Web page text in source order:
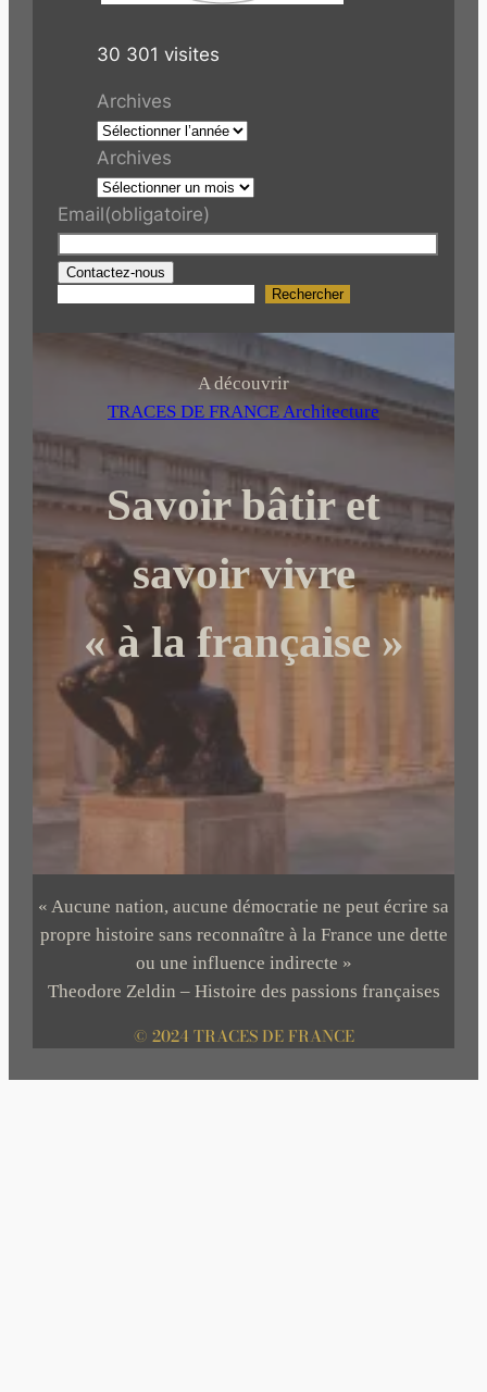
30 301 visites
Archives
Archives
Email(obligatoire)
Contactez-nous
R
r
c
h
r
Rechercher
A découvrir
TRACES DE FRANCE Architecture
Savoir bâtir et
savoir vivre
« à la française »
« Aucune nation, aucune démocratie ne peut écrire sa
propre histoire sans reconnaître à la France une dette
ou une influence indirecte »
Theodore Zeldin – Histoire des passions françaises
© 2024 TRACES DE FRANCE